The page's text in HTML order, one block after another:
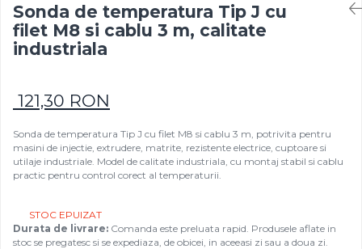
Sonda de temperatura Tip J cu
filet M8 si cablu 3 m, calitate
industriala
121,30 RON
Sonda de temperatura Tip J cu filet M8 si cablu 3 m, potrivita pentru
masini de injectie, extrudere, matrite, rezistente electrice, cuptoare si
utilaje industriale. Model de calitate industriala, cu montaj stabil si cablu
practic pentru control corect al temperaturii.
STOC EPUIZAT
Durata de livrare: Comanda este preluata rapid. Produsele aflate in
stoc se pregatesc si se expediaza, de obicei, in aceeasi zi sau a doua zi.